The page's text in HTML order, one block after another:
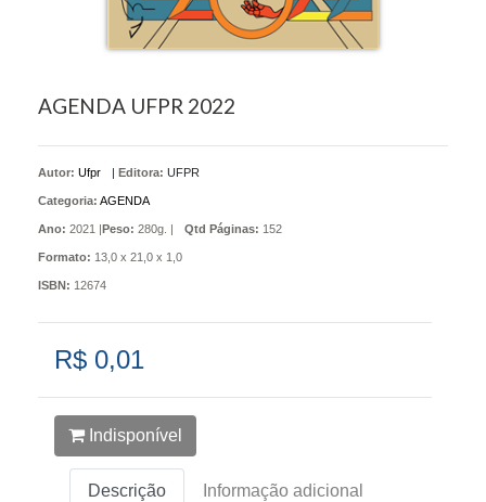
AGENDA UFPR 2022
Autor: Ufpr |Editora: UFPR
Categoria: AGENDA
Ano: 2021 |Peso: 280g. | Qtd Páginas: 152
Formato: 13,0 x 21,0 x 1,0
ISBN: 12674
R$ 0,01
Indisponível
Descrição Informação adicional